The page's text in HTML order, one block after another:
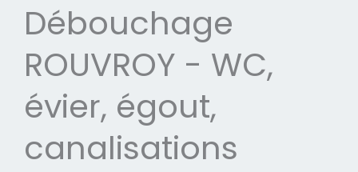
Débouchage
ROUVROY - WC,
évier, égout,
canalisations